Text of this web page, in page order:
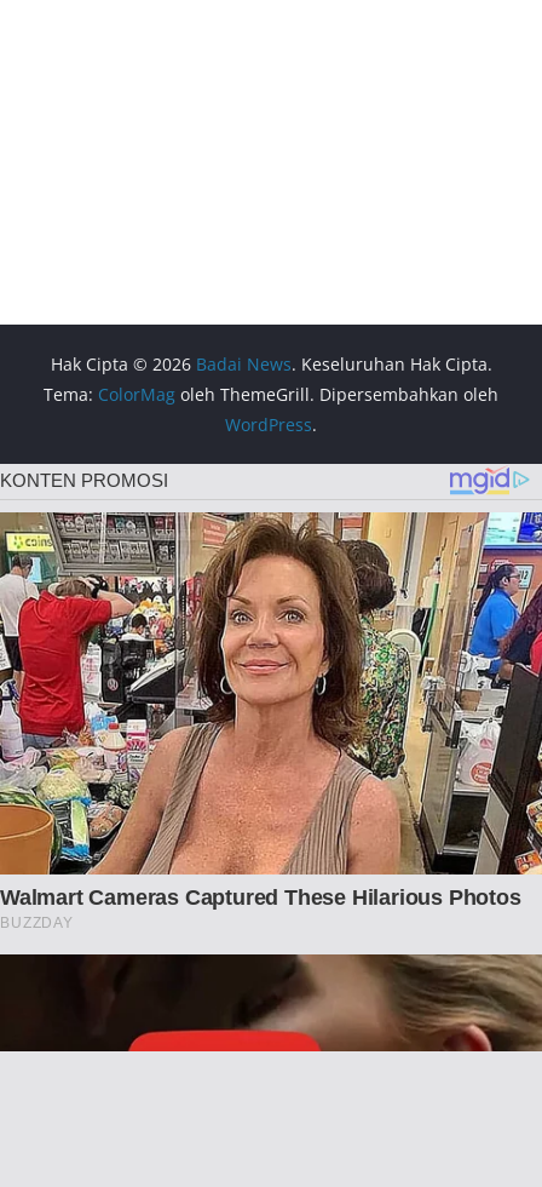
Hak Cipta © 2026 Badai News. Keseluruhan Hak Cipta.
Tema: ColorMag oleh ThemeGrill. Dipersembahkan oleh
WordPress.